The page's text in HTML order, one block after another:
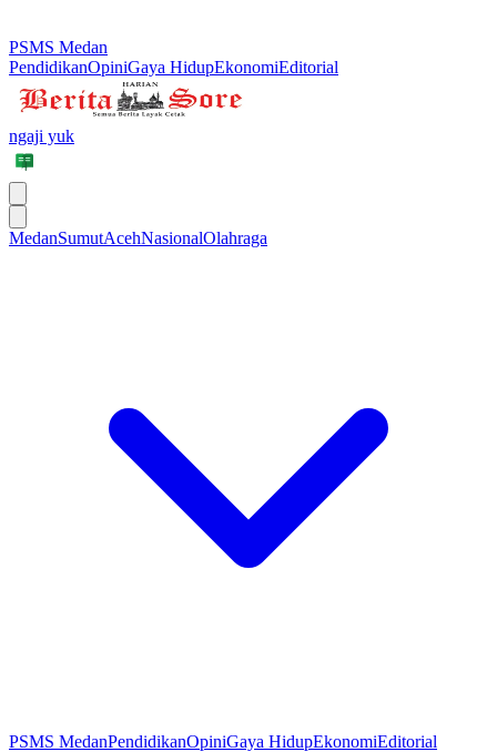
PSMS Medan
PendidikanOpiniGaya HidupEkonomiEditorial
ngaji yuk
MedanSumutAcehNasionalOlahraga
PSMS MedanPendidikanOpiniGaya HidupEkonomiEditorial